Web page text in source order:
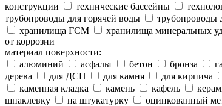
конструкции
технические бассейны
трубопроводы для горячей воды
трубопроводы
хранилища ГСМ
хранилища минеральных
от коррозии
материал поверхности:
алюминий
асфальт бетон бронза
дерева
для ДСП для камня для кирпича
каменная кладка
камень кафель
шпаклевку
на штукатурку оцинкованный